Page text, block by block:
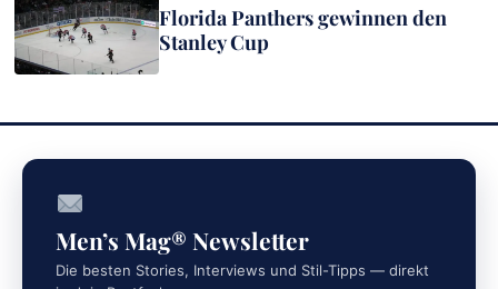
Florida Panthers gewinnen den
Stanley Cup
Men’s Mag® Newsletter
Die besten Stories, Interviews und Stil-Tipps — direkt